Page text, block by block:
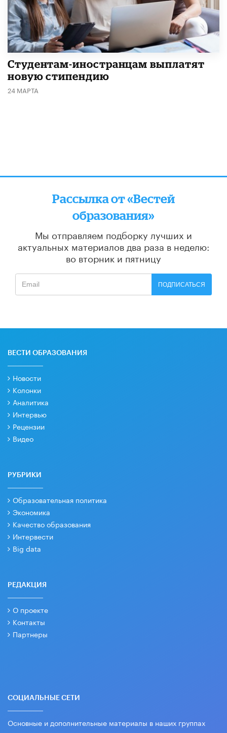
Студентам-иностранцам выплатят
новую стипендию
24 МАРТА
Рассылка от «Вестей
образования»
Мы отправляем подборку лучших и
актуальных материалов два раза в неделю:
во вторник и пятницу
ПОДПИСАТЬСЯ
ВЕСТИ ОБРАЗОВАНИЯ
Новости
Колонки
Аналитика
Интервью
Рецензии
Видео
РУБРИКИ
Образовательная политика
Экономика
Качество образования
Интервести
Big data
РЕДАКЦИЯ
О проекте
Контакты
Партнеры
СОЦИАЛЬНЫЕ СЕТИ
Основные и дополнительные материалы в наших группах